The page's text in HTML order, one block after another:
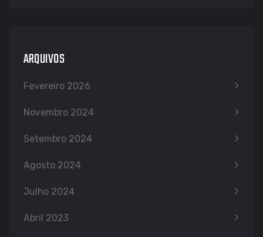
ARQUIVOS
Fevereiro 2026
Novembro 2024
Setembro 2024
Agosto 2024
Julho 2024
Abril 2023